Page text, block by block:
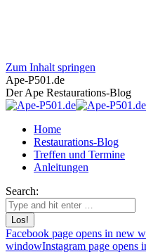
Zum Inhalt springen
Ape-P501.de
Der Ape Restaurations-Blog
Home
Restaurations-Blog
Treffen und Termine
Anleitungen
Search:
Facebook page opens in new
windowInstagram page opens